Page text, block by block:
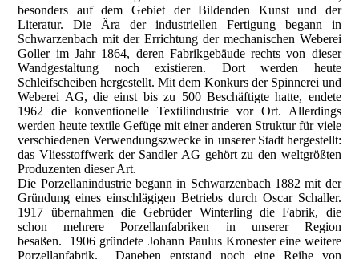
besonders auf dem Gebiet der Bildenden Kunst und der
Literatur. Die Ära der industriellen Fertigung begann in
Schwarzenbach mit der Errichtung der mechanischen Weberei
Goller im Jahr 1864, deren Fabrikgebäude rechts von dieser
Wandgestaltung noch existieren. Dort werden heute
Schleifscheiben hergestellt. Mit dem Konkurs der Spinnerei und
Weberei AG, die einst bis zu 500 Beschäftigte hatte, endete
1962 die konventionelle Textilindustrie vor Ort. Allerdings
werden heute textile Gefüge mit einer anderen Struktur für viele
verschiedenen Verwendungszwecke in unserer Stadt hergestellt:
das Vliesstoffwerk der Sandler AG gehört zu den weltgrößten
Produzenten dieser Art.
Die Porzellanindustrie begann in Schwarzenbach 1882 mit der
Gründung eines einschlägigen Betriebs durch Oscar Schaller.
1917 übernahmen die Gebrüder Winterling die Fabrik, die
schon mehrere Porzellanfabriken in unserer Region
besaßen. 1906 gründete Johann Paulus Kronester eine weitere
Porzellanfabrik. Daneben entstand noch eine Reihe von